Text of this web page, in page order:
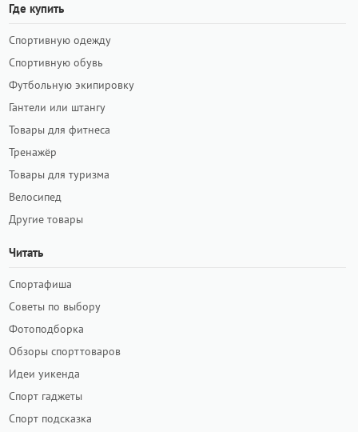
Где купить
Спортивную одежду
Спортивную обувь
Футбольную экипировку
Гантели или штангу
Товары для фитнеса
Тренажёр
Товары для туризма
Велосипед
Другие товары
Читать
Спортафиша
Советы по выбору
Фотоподборка
Обзоры спорттоваров
Идеи уикенда
Спорт гаджеты
Спорт подсказка